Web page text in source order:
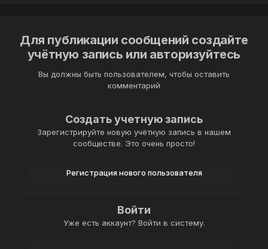
Для публикации сообщений создайте
учётную запись или авторизуйтесь
Вы должны быть пользователем, чтобы оставить
комментарий
Создать учетную запись
Зарегистрируйте новую учётную запись в нашем
сообществе. Это очень просто!
Регистрация нового пользователя
Войти
Уже есть аккаунт? Войти в систему.